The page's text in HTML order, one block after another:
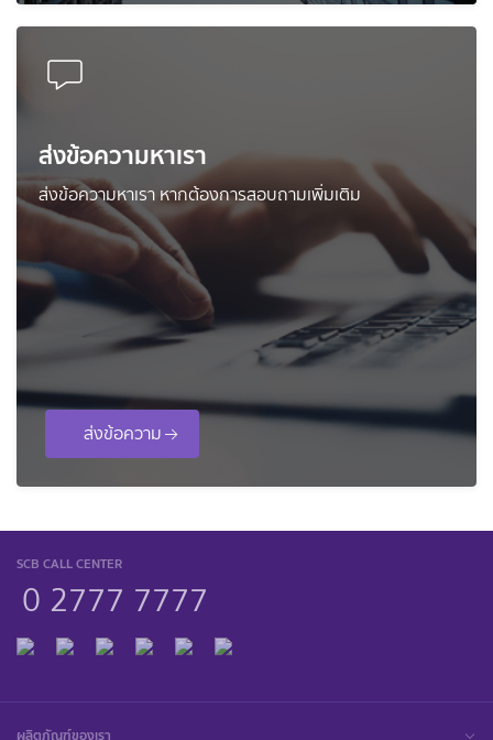
ส่งข้อความหาเรา
ส่งข้อความหาเรา หากต้องการสอบถามเพิ่มเติม
ส่งข้อความ
SCB CALL CENTER
0 2777 7777
ผลิตภัณฑ์ของเรา